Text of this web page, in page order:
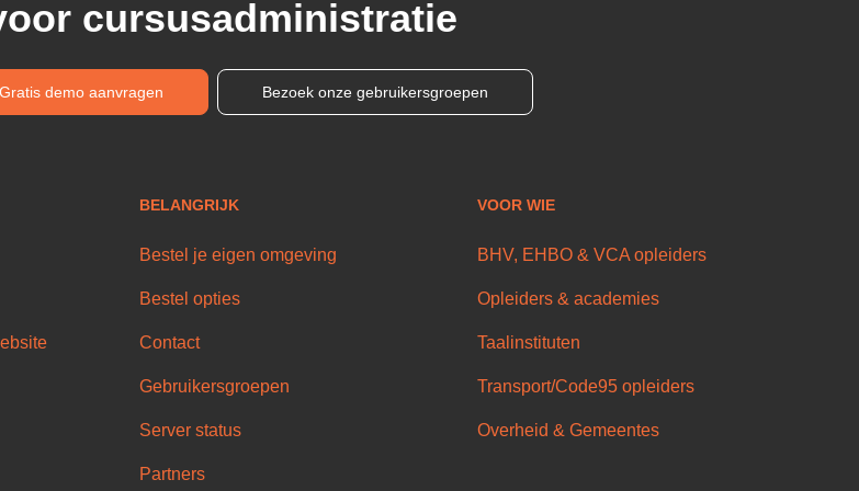
cursusadministratie
Gratis demo aanvragen Bezoek onze gebruikersgroepen
BELANGRIJK
Bestel je eigen omgeving
Bestel opties
Contact
Gebruikersgroepen
Server status
Partners
VOOR WIE
BHV, EHBO & VCA opleiders
Opleiders & academies
Taalinstituten
Transport/Code95 opleiders
Overheid & Gemeentes